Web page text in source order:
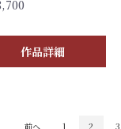
作品詳細
前へ 1 2 3